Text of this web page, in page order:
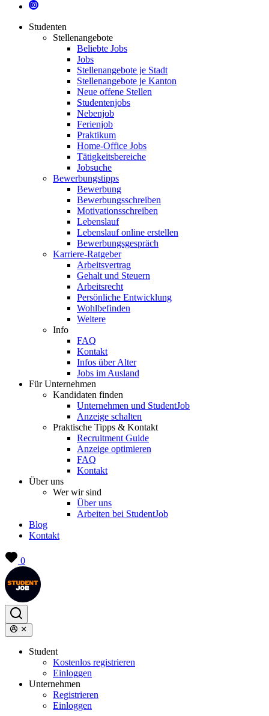
Studenten
Stellenangebote
Beliebte Jobs
Jobs
Stellenangebote je Stadt
Stellenangebote je Kanton
Neue offene Stellen
Studentenjobs
Nebenjob
Ferienjob
Praktikum
Home-Office Jobs
Tätigkeitsbereiche
Jobsuche
Bewerbungstipps
Bewerbung
Bewerbungsschreiben
Motivationsschreiben
Lebenslauf
Lebenslauf online erstellen
Bewerbungsgespräch
Karriere-Ratgeber
Arbeitsvertrag
Gehalt und Steuern
Arbeitsrecht
Persönliche Entwicklung
Wohlbefinden
Weitere
Info
FAQ
Kontakt
Infos über Alter
Jobs im Ausland
Für Unternehmen
Kandidaten finden
Unternehmen und StudentJob
Anzeige schalten
Praktische Tipps & Kontakt
Recruitment Guide
Anzeige optimieren
FAQ
Kontakt
Über uns
Wer wir sind
Über uns
Arbeiten bei StudentJob
Blog
Kontakt
0
Student
Kostenlos registrieren
Einloggen
Unternehmen
Registrieren
Einloggen